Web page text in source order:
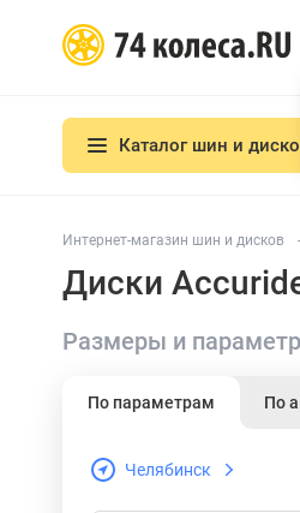
Каталог шин и
Интернет-магазин шин и дисков
Диски
Размеры и
По параметрам По
Челябинск